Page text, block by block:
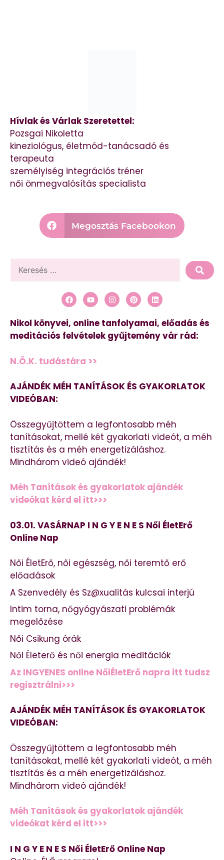
Hívlak és Várlak Szeretettel:
Pozsgai Nikoletta
kineziológus, életmód-tanácsadó és
terapeuta
személyiség integrációs tréner
női önmegvalósítás specialista
Megosztás Facebookon
Nikol könyvei, online tanfolyamai, előadás és
meditációs felvételek gyűjtemény vár rád:
N.Ö.K. tudástára >>
AJÁNDÉK MÉH TANÍTÁSOK ÉS GYAKORLATOK
VIDEÓBAN:
Összegyűjtöttem a legfontosabb méh
tanításokat, mellé két gyakorlati videót, a méh
tisztítás és a méh energetizáláshoz.
Mindhárom videó ajándék!
Méh Tanítások és gyakorlatok ajándék
videókat kérd el itt>>>
03.01. VASÁRNAP I N G Y E N E S Női ÉletErő
Online Nap
Női ÉletErő, női egészség, női teremtő erő
előadások
A Szenvedély és Sz@xualitás kulcsai interjú
Intim torna, nőgyógyászati problémák
megelőzése
Női Csikung órák
Női Életerő és női energia meditációk
Az INGYENES online NőiÉletErő napra itt tudsz
regisztrálni>>>
AJÁNDÉK MÉH TANÍTÁSOK ÉS GYAKORLATOK
VIDEÓBAN:
Összegyűjtöttem a legfontosabb méh
tanításokat, mellé két gyakorlati videót, a méh
tisztítás és a méh energetizáláshoz.
Mindhárom videó ajándék!
Méh Tanítások és gyakorlatok ajándék
videókat kérd el itt>>>
I N G Y E N E S Női ÉletErő Online Nap